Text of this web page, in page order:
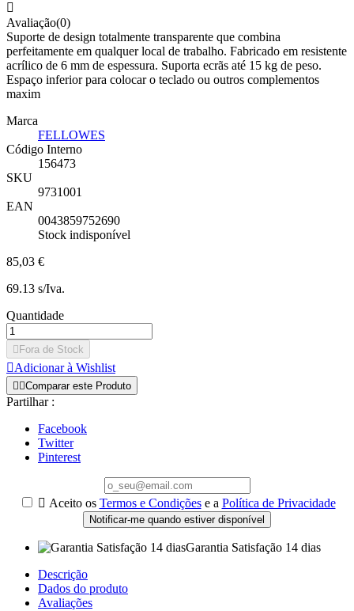

Avaliação(0)
Suporte de design totalmente transparente que combina
perfeitamente em qualquer local de trabalho. Fabricado em resistente
acrílico de 6 mm de espessura. Suporta ecrãs até 15 kg de peso.
Espaço inferior para colocar o teclado ou outros complementos
maxim
Marca
FELLOWES
Código Interno
156473
SKU
9731001
EAN
0043859752690
Stock indisponível
85,03 €
69.13 s/Iva.
Quantidade
 Fora de Stock
Adicionar à Wishlist
 Comparar este Produto
Partilhar :
Facebook
Twitter
Pinterest
 Aceito os Termos e Condiçõese a Política de Privacidade
Notificar-me quando estiver disponível
Garantia Satisfação 14 dias
Descrição
Dados do produto
Avaliações